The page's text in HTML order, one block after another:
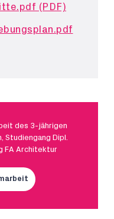
(PDF)
des 3-jährigen
Studiengang Dipl.
FA Architektur